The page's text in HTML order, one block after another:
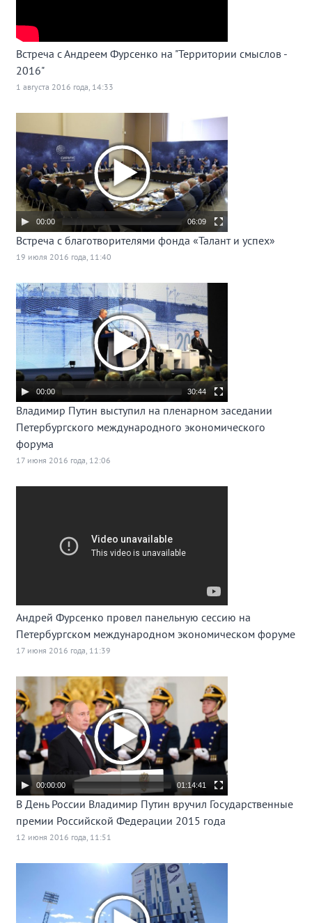
Встреча с Андреем Фурсенко на "Территории смыслов -
2016"
1 августа 2016 года, 14:33
00:00 06:09
Встреча с благотворителями фонда «Талант и успех»
19 июля 2016 года, 11:40
00:00 30:44
Владимир Путин выступил на пленарном заседании
Петербургского международного экономического
форума
17 июня 2016 года, 12:06
Андрей Фурсенко провел панельную сессию на
Петербургском международном экономическом форуме
17 июня 2016 года, 11:39
00:00:00 01:14:41
В День России Владимир Путин вручил Государственные
премии Российской Федерации 2015 года
12 июня 2016 года, 11:51